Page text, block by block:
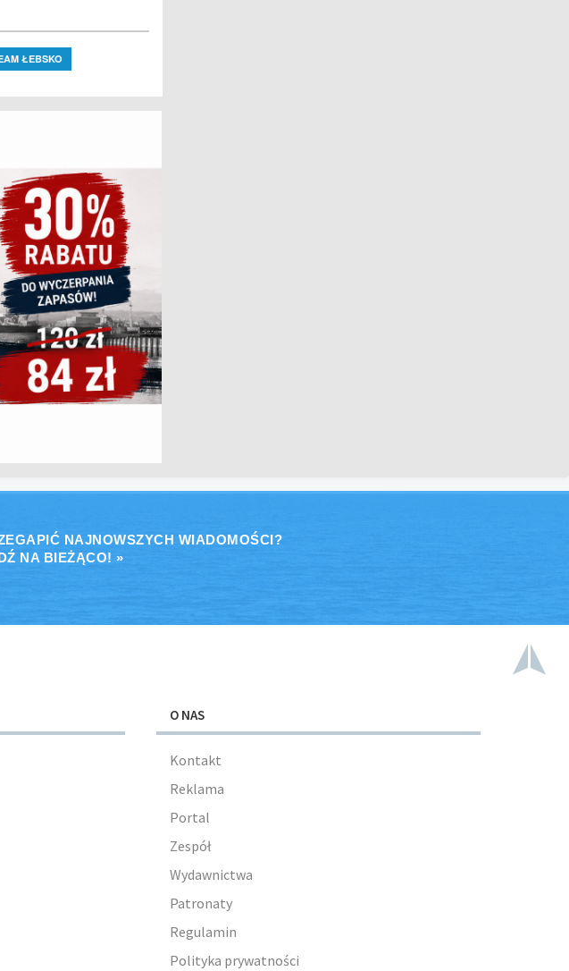
ŁEBSKO
NAJNOWSZYCH WIADOMOŚCI?
NA BIEŻĄCO! »
O NAS
Kontakt
Reklama
Portal
Zespół
Wydawnictwa
Patronaty
Regulamin
Polityka prywatności